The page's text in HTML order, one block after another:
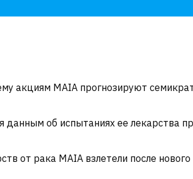
акциям MAIA прогнозируют
данным об испытаниях ее лекарства
от рака MAIA взлетели после